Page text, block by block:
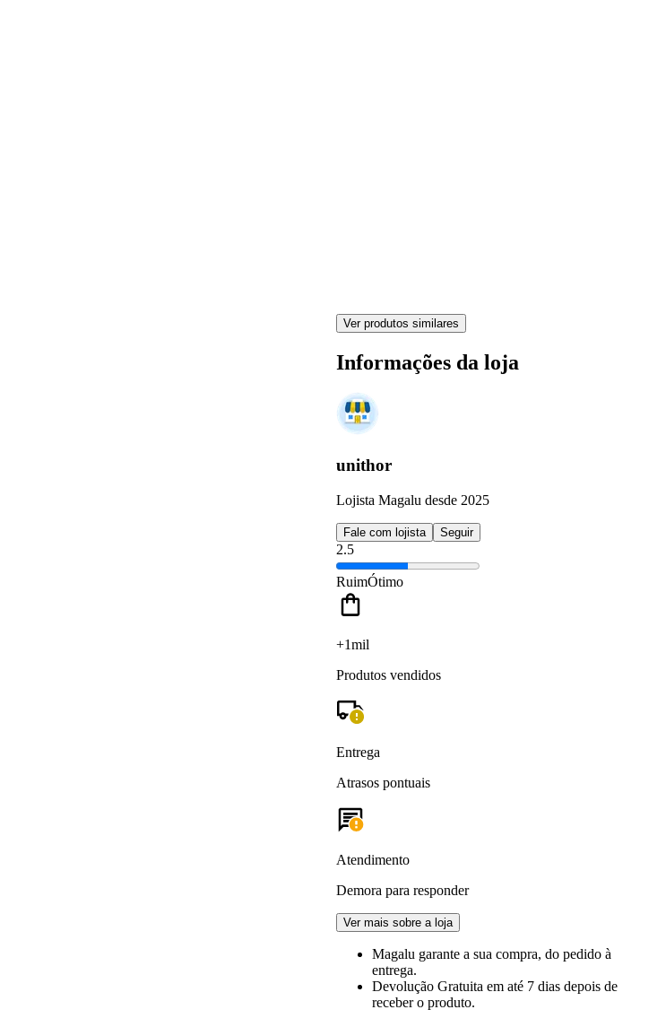
Ver produtos similares
Informações da loja
unithor
Lojista Magalu desde 2025
Fale com lojista Seguir
2.5
RuimÓtimo
+1mil
Produtos vendidos
Entrega
Atrasos pontuais
Atendimento
Demora para responder
Ver mais sobre a loja
Magalu garante a sua compra, do pedido à
entrega.
Devolução Gratuita em até 7 dias depois de
receber o produto.